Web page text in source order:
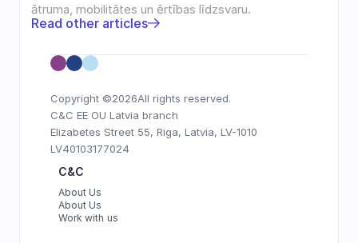
ātruma, mobilitātes un ērtības līdzsvaru.
Read other articles
C&C
About Us
About Us
Work with us
Copyright ©2026All rights reserved.
C&C EE OU Latvia branch
Elizabetes Street 55, Riga, Latvia, LV-1010
LV40103177024